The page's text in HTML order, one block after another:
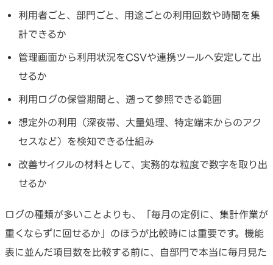
利用者ごと、部門ごと、用途ごとの利用回数や時間を集
計できるか
管理画面から利用状況をCSVや連携ツールへ安定して出
せるか
利用ログの保管期間と、遡って参照できる範囲
想定外の利用（深夜帯、大量処理、特定端末からのアク
セスなど）を検知できる仕組み
改善サイクルの材料として、実務的な粒度で数字を取り出
せるか
ログの種類が多いことよりも、「毎月の定例に、集計作業が
重くならずに回せるか」のほうが比較時には重要です。機能
表に並んだ項目数を比較する前に、自部門で本当に毎月見た